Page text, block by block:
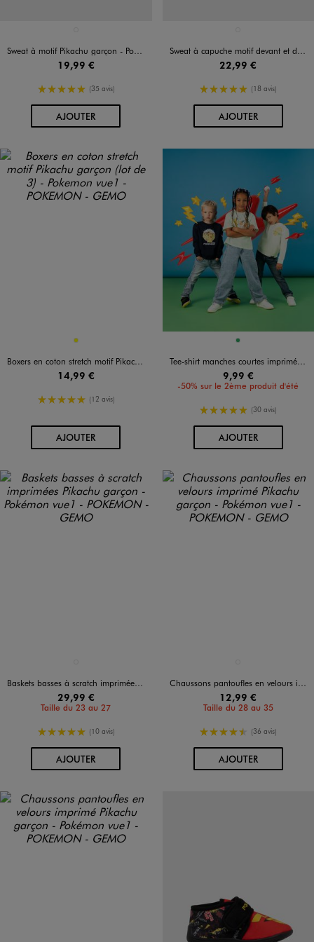
Sweat à motif Pikachu garçon - Pokemon
19,99 €
5/5 de moyenne
(35 avis)
AJOUTERAU PANIER
Sweat à capuche motif devant et dos garçon - Pokemon
22,99 €
5/5 de moyenne
(18 avis)
AJOUTERAU PANIER
Disponible en 1 coloris
JAUNE
Boxers en coton stretch motif Pikachu garçon (lot de 3) - Pokemon
14,99 €
5/5 de moyenne
(12 avis)
AJOUTERAU PANIER
Disponible en 1 coloris
VERT
Tee-shirt manches courtes imprimé coupe crop top fille - Pokémon
9,99 €
-50% sur le 2ème produit d'été
5/5 de moyenne
(30 avis)
AJOUTERAU PANIER
Baskets basses à scratch imprimées Pikachu garçon - Pokémon
29,99 €
Taille du 23 au 27
5/5 de moyenne
(10 avis)
AJOUTERAU PANIER
Chaussons pantoufles en velours imprimé Pikachu garçon - Pokémon
12,99 €
Taille du 28 au 35
4.5/5 de moyenne
(36 avis)
AJOUTERAU PANIER